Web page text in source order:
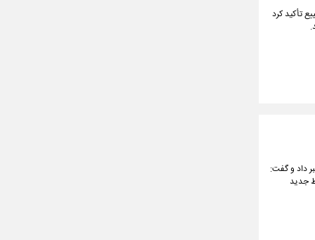
تأکید کرد
داد و گفت:
جدید